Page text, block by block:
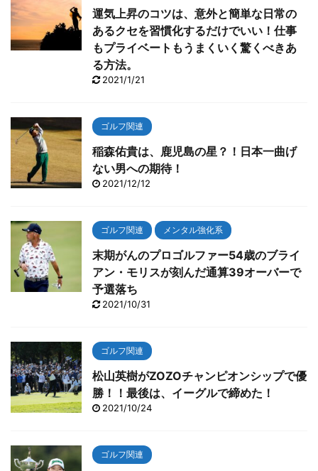
運気上昇のコツは、意外と簡単な日常の
あるクセを習慣化するだけでいい！仕事
もプライベートもうまくいく驚くべきあ
る方法。
2021/1/21
ゴルフ関連
稲森佑貴は、鹿児島の星？！日本一曲げ
ない男への期待！
2021/12/12
ゴルフ関連 メンタル強化系
末期がんのプロゴルファー54歳のブライ
アン・モリスが刻んだ通算39オーバーで
予選落ち
2021/10/31
ゴルフ関連
松山英樹がZOZOチャンピオンシップで優
勝！！最後は、イーグルで締めた！
2021/10/24
ゴルフ関連